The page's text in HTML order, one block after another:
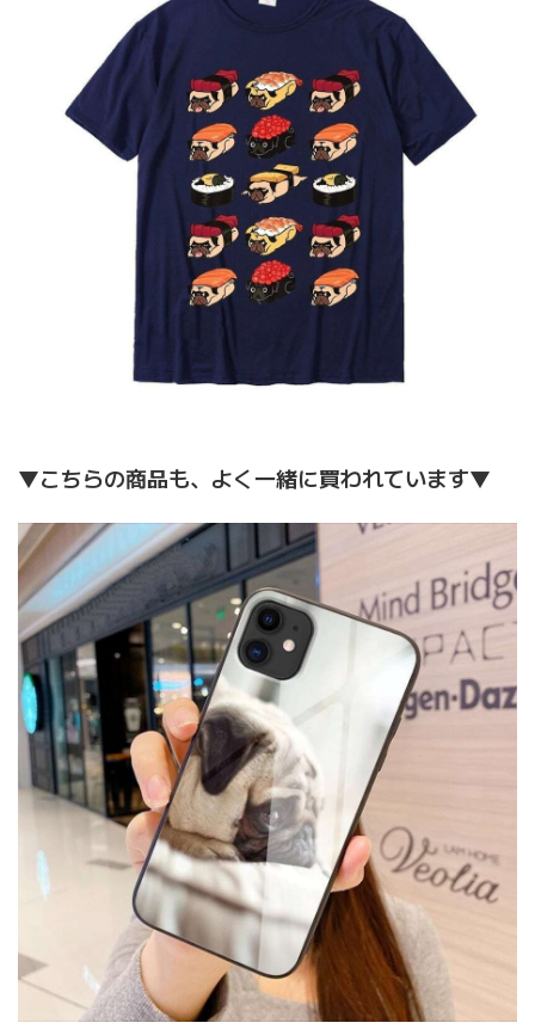
▼こちらの商品も、よく一緒に買われています▼